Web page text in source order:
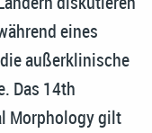
eines
außerklinische
Das 14th
Morphology gilt